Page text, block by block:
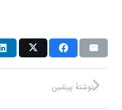
نوشتهٔ پیشین